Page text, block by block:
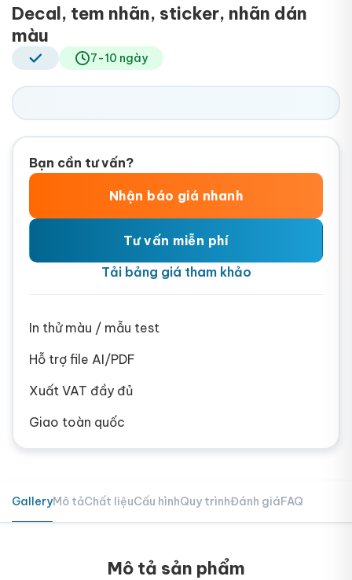
Decal, tem nhãn, sticker, nhãn dán
màu
7-10 ngày
Bạn cần tư vấn?
Nhận báo giá nhanh
Tư vấn miễn phí
Tải bảng giá tham khảo
In thử màu / mẫu test
Hỗ trợ file AI/PDF
Xuất VAT đầy đủ
Giao toàn quốc
GalleryMô tảChất liệuCấu hìnhQuy trìnhĐánh giáFAQ
Mô tả sản phẩm